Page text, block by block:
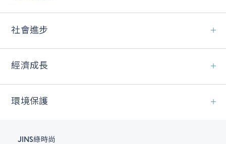
社會進步
經濟成長
環境保護
JINS綠時尚